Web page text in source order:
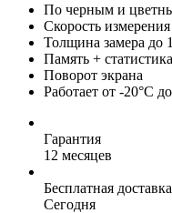
По черным и
Скорость
Толщина замера до
Память +
Поворот экрана
Работает от -20°C
Гарантия
12 месяцев
Бесплатная доставка
Сегодня